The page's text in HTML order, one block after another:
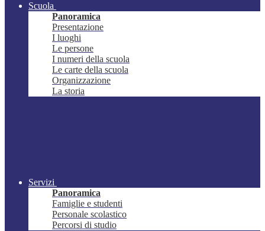
Scuola
Panoramica
Presentazione
I luoghi
Le persone
I numeri della scuola
Le carte della scuola
Organizzazione
La storia
Servizi
Panoramica
Famiglie e studenti
Personale scolastico
Percorsi di studio